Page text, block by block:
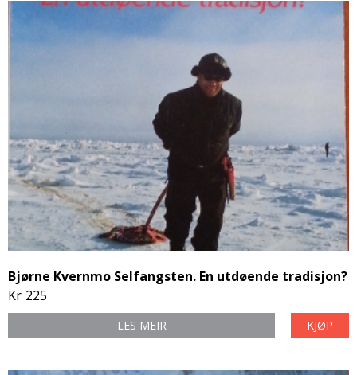
Bjørne Kvernmo Selfangsten. En utdøende tradisjon?
Kr 225
LES MEIR KJØP